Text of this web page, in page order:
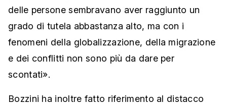
delle persone sembravano aver raggiunto un
grado di tutela abbastanza alto, ma con i
fenomeni della globalizzazione, della migrazione
e dei conflitti non sono più da dare per
scontati».
Bozzini ha inoltre fatto riferimento al distacco